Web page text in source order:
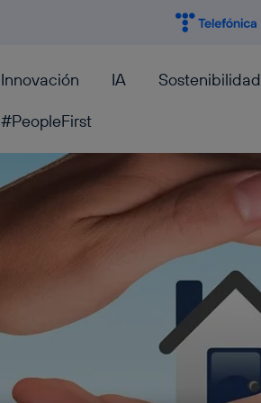
Innovación IA Sostenibilidad
#PeopleFirst